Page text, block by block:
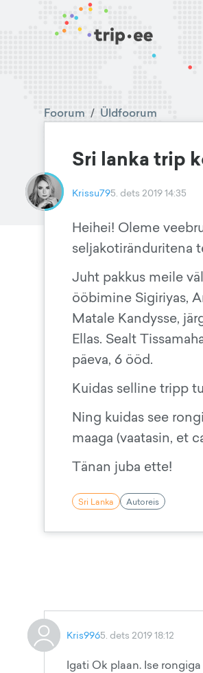
Foorum / Üldfoorum
Sri lanka trip
Krissu795. dets 2019 14:35
Heihei! Oleme
seljakotiränduritena
Juht pakkus meile
ööbimine Sigiriyas,
Matale Kandysse,
Ellas. Sealt
päeva, 6 ööd.
Kuidas selline tripp
Ning kuidas see
maaga (vaatasin, et
Tänan juba ette!
Sri Lanka Autoreis
Kris9965. dets 2019 18:12
Igati Ok plaan. Ise